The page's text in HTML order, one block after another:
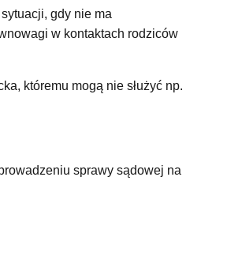
gdy nie ma
w kontaktach rodziców
któremu mogą nie służyć np.
sprawy sądowej na